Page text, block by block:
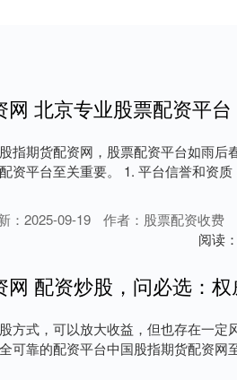
指期货配资网，股票配资平台如雨后
资平台至关重要。 1. 平台信誉和资
：2025-09-19
作者：股票配资收费
阅读：
网 配资炒股，问必选：
方式，可以放大收益，但也存在一定
可靠的配资平台中国股指期货配资网